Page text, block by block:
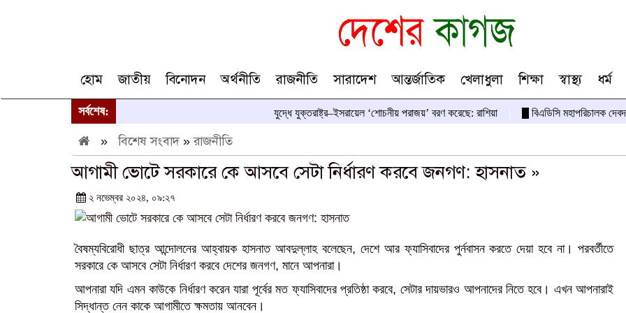
হোম জাতীয় বিনোদন অর্থনীতি রাজনীতি সারাদেশ আন্তর্জাতিক খেলাধুলা শিক্ষা স্বাস্থ্য ধর্ম
সর্বশেষ: যুদ্ধে যুক্তরাষ্ট্র–ইসরায়েল ‘শোচনীয় পরাজয়’ বরণ করেছে: রাশিয়া বিএডিসি মহাপরিচালক
»বিশেষ সংবাদ»রাজনীতি
আগামী ভোটে সরকারে কে আসবে সেটা নির্ধারণ করবে জনগণ: হাসনাত »
২ নভেম্বর ২০২৪, ০৯:২৭
বৈষম্যবিরোধী ছাত্র আন্দোলনের আহ্বায়ক হাসনাত আবদুল্লাহ বলেছেন, দেশে আর ফ্যাসিবাদের পুর্নবাসন করতে দেয়া হবে না। পরবর্তীতে
সরকারে কে আসবে সেটা নির্ধারণ করবে দেশের জনগণ, মানে আপনারা।
আপনারা যদি এমন কাউকে নির্ধারণ করেন যারা পূর্বের মত ফ্যাসিবাদের প্রতিষ্ঠা করবে, সেটার দায়ভারও আপনাদের নিতে হবে। এখন আপনারাই
সিদ্ধান্ত নেন কাকে আগামীতে ক্ষমতায় আনবেন।